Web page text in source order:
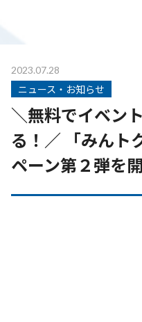
2023.07.28
ニュース・お知らせ
＼無料でイベン
る！／ 「みんト
ペーン第２弾を